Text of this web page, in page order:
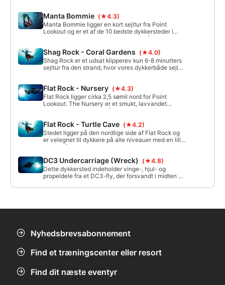
andre steder bliver værre.
Manta Bommie (★4.3)
Manta Bommie ligger en kort sejltur fra Point
Lookout og er et af de 10 bedste dykkersteder i
Australien. Med en maksimal dybde på 15 meter er
alle niveauer. Med store klippe-/revformationer
omgivet af sandpletter er stedet hjemsted for en
bred vifte af unikt marineliv.
Shag Rock - Coral Gardens (★4.0)
Shag Rock er et udsat klipperev kun 6-8 minutters
sejltur fra den strand, hvor vores dykkerbåde sejler
andre steder bliver værre.
Flat Rock - Nursery (★4.3)
Flat Rock ligger cirka 2,5 sømil nord for Point
Lookout. The Nursery er et smukt, lavvandet
dykkersted, der ligger på det sydvestlige hjørne af
m ude i strømlinjen. Fortøjningsblokken ligger på 11
m.
Flat Rock - Turtle Cave (★4.2)
Stedet ligger på den nordlige side af Flat Rock og
er velegnet til dykkere på alle niveauer med en lille
grotte på 10 meters dybde og revet, der falder til en
fantastisk sted til driftdykning omkring kanterne af
Flat Rock og til at se det store pelagiske liv, der
holder til ved kysten.
DC3 Undercarriage (Wreck)
(★4.8)
Dette dykkersted indeholder vinge-, hjul- og
propeldele fra et DC3-fly, der forsvandt i midten af
trawler i 1990'erne. Resten af flyet og dets 6
Nyhedsbrevsabonnement
Find et træningscenter eller resort
Find dit næste eventyr